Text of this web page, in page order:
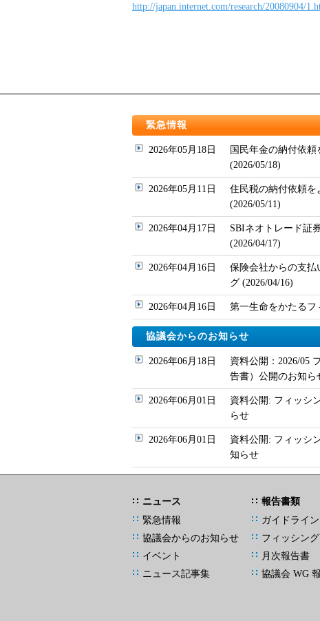
http://japan.internet.com/research/20080904/
緊急情報
2026年05月18日
国民年金の納付依
(2026/05/18)
2026年05月11日
住民税の納付依頼
(2026/05/11)
2026年04月17日
SBIネオトレード証
(2026/04/17)
2026年04月16日
保険会社からの支払
グ (2026/04/16)
2026年04月16日 第一生命をかたるフ
協議会からのお知らせ
2026年06月18日
資料公開：2026/05
告書）公開のお知ら
2026年06月01日
資料公開: フィッシ
らせ
2026年06月01日
資料公開: フィッシ
知らせ
ニュース
緊急情報
協議会からのお知らせ
イベント
ニュース記事集
報告書類
ガイドライン
フィッシン
月次報告書
協議会 WG